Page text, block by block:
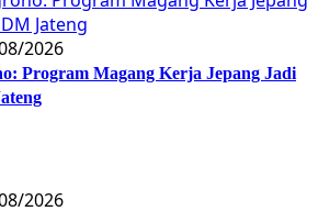
2026
Program Magang Kerja Jepang Jadi
2026